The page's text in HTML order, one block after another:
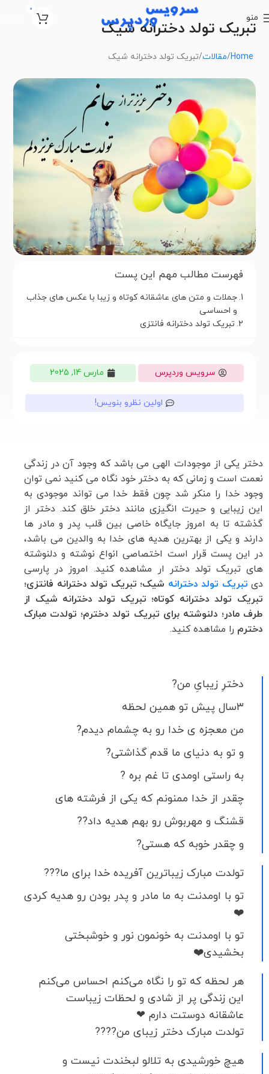
منو
0
تبریک تولد دخترانه شیک
Home مقالات تبریک تولد دخترانه شیک
فهرست مطالب مهم این پست
جملات و متن های عاشقانه کوتاه و زیبا با عکس های جذاب
و احساسی
تبریک تولد دخترانه فانتزی
سرویس وردپرس مارس 14, 2025
اولین نظرو بنویس!
دختر یکی از موجودات الهی می باشد که وجود آن در زندگی
نعمت است و زمانی که به دختر خود نگاه می کنید نمی توان
وجود خدا را منکر شد چون فقط خدا می تواند موجودی به
این زیبایی و حیرت انگیزی مانند دختر خلق کند. دختر از
گذشته تا به امروز جایگاه خاصی بین قلب پدر و مادر ها
دارند و یکی از بهترین هدیه های خدا به والدین می باشد،
در این پست قرار است اختصاصی انواع نوشته و دلنوشته
های تبریک تولد دختر ار مشاهده کنید. امروز در پارسی
دی تبریک تولد دخترانه شیک؛ تبریک تولد دخترانه فانتزی؛
تبریک تولد دخترانه کوتاه؛ تبریک تولد دخترانه شیک از
طرف مادر؛ دلنوشته برای تبریک تولد دخترم؛ تولدت مبارک
دخترم را مشاهده کنید.
دخترِ زیبایِ من?
۳سال پیش تو همین لحظه
من معجزه ی خدا رو به چشمام دیدم?
و تو به دنیای ما قدم گذاشتی?
به راستی اومدی تا غم بره ?
چقدر از خدا ممنونم که یکی از فرشته های
قشنگ و مهربوش رو بهم هدیه داد??
و چقدر خوبه که هستی?
تولدت مبارک زیباترین آفریده خدا برای ما???
تو با اومدنت به ما مادر و پدر بودن رو هدیه کردی
❤️
تو با اومدنت به خونمون نور و خوشبختی
بخشیدی❤️
هر لحظه که تو را نگاه می‌کنم احساس می‌کنم
این زندگی پر از شادی و لحظات زیباست
عاشقانه دوستت دارم ❤
تولدت مبارک دختر زیبای من????
هیچ خورشیدی به تلالو لبخندت نیست و